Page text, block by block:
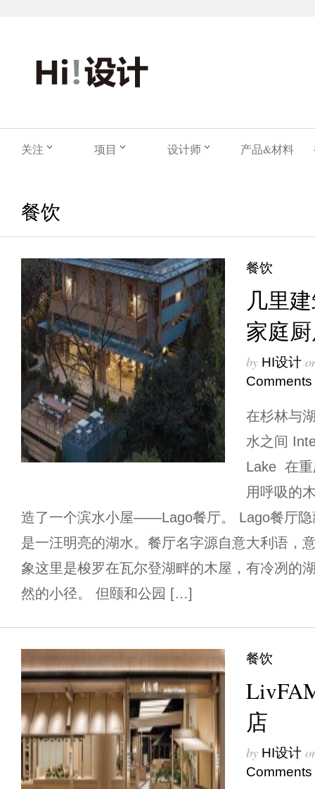
关注 项目 设计师 产品&材料
餐饮
餐饮
几里
家庭
by HI设计
Comments
在杉林与
水之间
Lake 在重
用呼吸的
造了一个滨水小屋——Lago餐厅。 Lago餐厅隐
是一汪明亮的湖水。餐厅名字源自意大利语，
象这里是梭罗在瓦尔登湖畔的木屋，有冷冽的
然的小径。 但颐和公园 […]
餐饮
店
by HI设计
Comments